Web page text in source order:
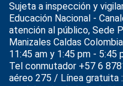
Sujeta a inspección y
Educación Nacional -
atención al público, Sede
Manizales Caldas
11:45 am y 1:45 pm - 5:45
Tel conmutador +57 6
aéreo 275 / Línea gratuita